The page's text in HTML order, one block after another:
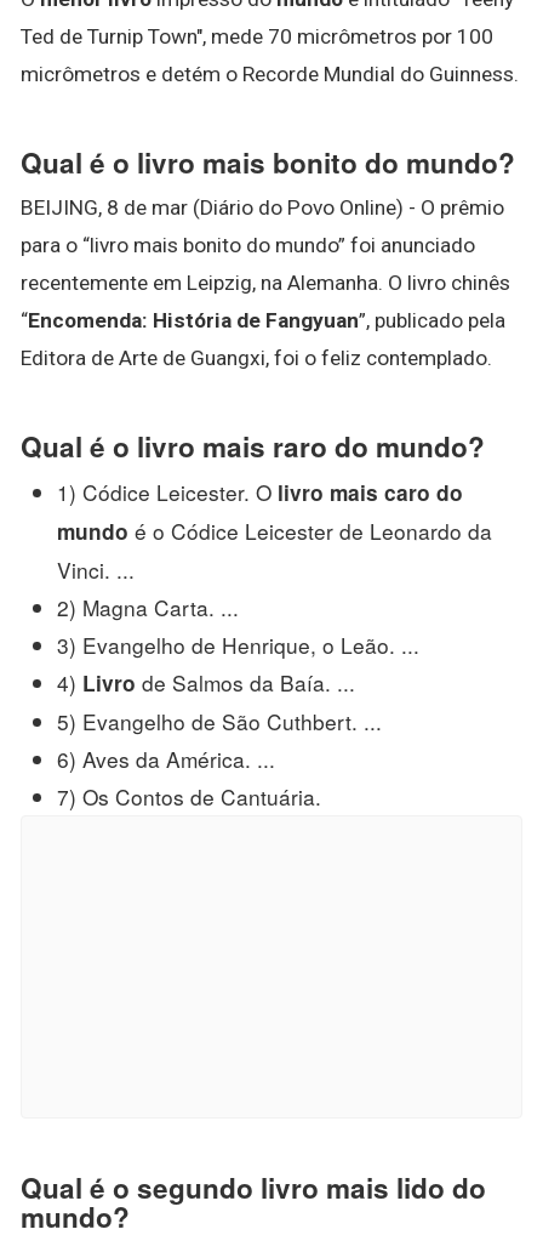
Ted de Turnip Town", mede 70 micrômetros por 100
micrômetros e detém o Recorde Mundial do Guinness.
Qual é o livro mais bonito do mundo?
BEIJING, 8 de mar (Diário do Povo Online) - O prêmio
para o “livro mais bonito do mundo” foi anunciado
recentemente em Leipzig, na Alemanha. O livro chinês
“Encomenda: História de Fangyuan”, publicado pela
Editora de Arte de Guangxi, foi o feliz contemplado.
Qual é o livro mais raro do mundo?
1) Códice Leicester. O livro mais caro do
mundo é o Códice Leicester de Leonardo da
Vinci. ...
2) Magna Carta. ...
3) Evangelho de Henrique, o Leão. ...
4) Livro de Salmos da Baía. ...
5) Evangelho de São Cuthbert. ...
6) Aves da América. ...
7) Os Contos de Cantuária.
Qual é o segundo livro mais lido do
mundo?